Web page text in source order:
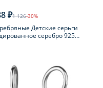
₽1 126-30%
Детские серьги
серебро 925